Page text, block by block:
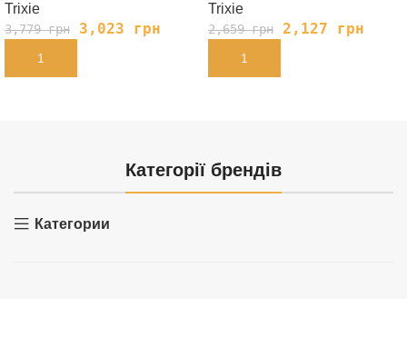
Trixie
3,779грн 3,023 грн
В КОРЗИНУ
Trixie
2,659грн 2,127 грн
В КОРЗИНУ
Категорії брендів
Категории